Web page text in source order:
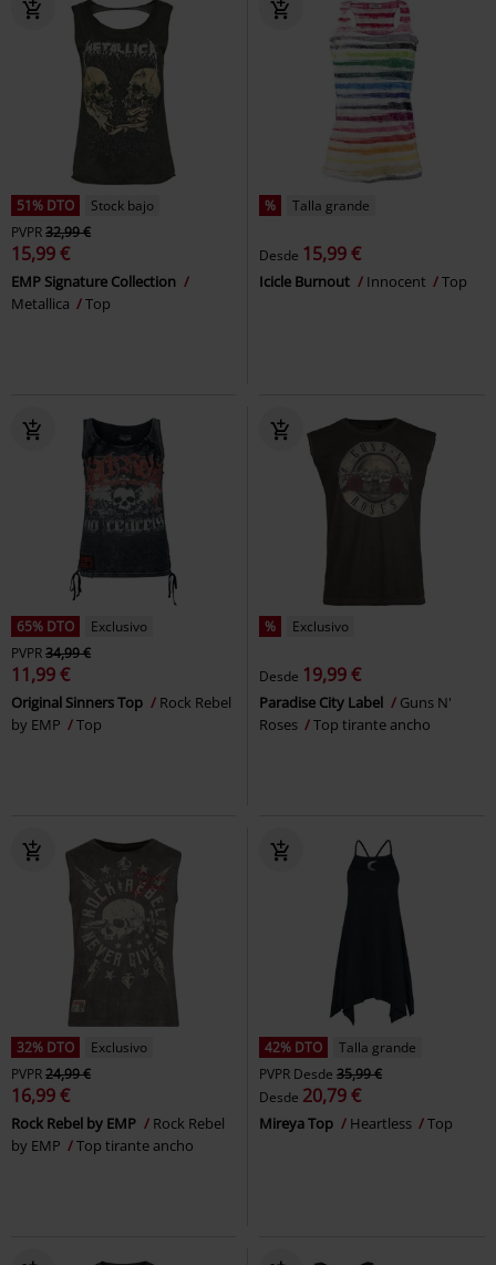
51% DTO
Stock bajo
PVPR32,99 €
15,99 €
EMP Signature Collection
Metallica
Top
% Talla grande
Desde 15,99 €
Icicle Burnout Innocent Top
65% DTO
Exclusivo
PVPR34,99 €
11,99 €
Original Sinners Top
Rock Rebel
by EMP
Top
% Exclusivo
Desde 19,99 €
Paradise City Label
Guns N'
Roses
Top tirante ancho
32% DTO
Exclusivo
PVPR24,99 €
16,99 €
Rock Rebel by EMP
Rock Rebel
by EMP
Top tirante ancho
42% DTO
Talla grande
PVPR Desde 35,99 €
Desde 20,79 €
Mireya Top Heartless Top